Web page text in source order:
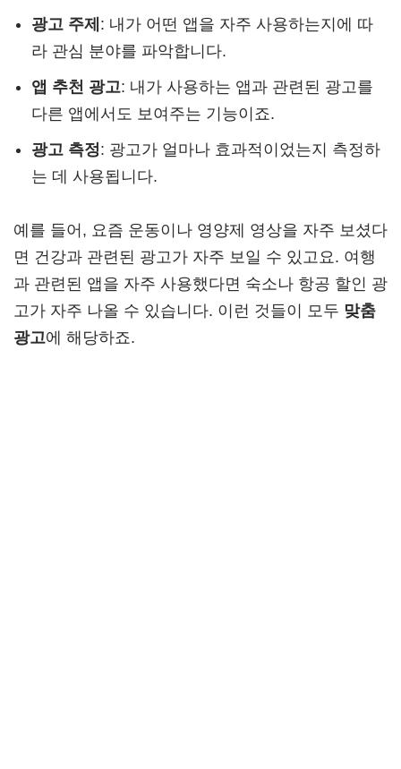
광고 주제 : 내가 어떤 앱을 자주 사용하는지에 따
라 관심 분야를 파악합니다.
앱 추천 광고: 내가 사용하는 앱과 관련된 광고를
다른 앱에서도 보여주는 기능이죠.
광고 측정: 광고가 얼마나 효과적이었는지 측정하
는 데 사용됩니다.
예를 들어, 요즘 운동이나 영양제 영상을 자주 보셨다
면 건강과 관련된 광고가 자주 보일 수 있고요. 여행
과 관련된 앱을 자주 사용했다면 숙소나 항공 할인 광
고가 자주 나올 수 있습니다. 이런 것들이 모두 맞춤
광고에 해당하죠.